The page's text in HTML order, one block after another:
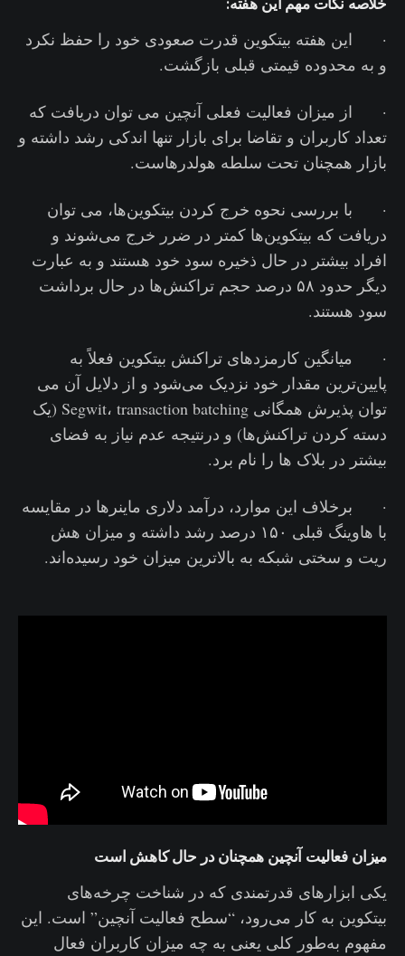
خلاصه نکات مهم این هفته:
· این هفته بیتکوین قدرت صعودی خود را حفظ نکرد
و به محدوده قیمتی قبلی بازگشت.
· از میزان فعالیت فعلی آنچین می توان دریافت که
تعداد کاربران و تقاضا برای بازار تنها اندکی رشد داشته و
بازار همچنان تحت سلطه هولدرهاست.
· با بررسی نحوه خرج کردن بیتکوین‌ها، می توان
دریافت که بیتکوین‌ها کمتر در ضرر خرج می‌شوند و
افراد بیشتر در حال ذخیره سود خود هستند و به عبارت
دیگر حدود ۵۸ درصد حجم تراکنش‌ها در حال برداشت
سود هستند.
· میانگین کارمزدهای تراکنش بیتکوین فعلاً به
پایین‌ترین مقدار خود نزدیک می‌شود و از دلایل آن می
توان پذیرش همگانی Segwit، transaction batching (یک
دسته کردن تراکنش‌ها) و درنتیجه عدم نیاز به فضای
بیشتر در بلاک ها را نام برد.
· برخلاف این موارد، درآمد دلاری ماینرها در مقایسه
با هاوینگ قبلی ۱۵۰ درصد رشد داشته و میزان هش
ریت و سختی شبکه به بالاترین میزان خود رسیده‌اند.
میزان فعالیت آنچین همچنان در حال کاهش است
یکی ابزارهای قدرتمندی که در شناخت چرخه‌های
بیتکوین به کار می‌رود، “سطح فعالیت آنچین” است. این
مفهوم به‌طور کلی یعنی به چه میزان کاربران فعال